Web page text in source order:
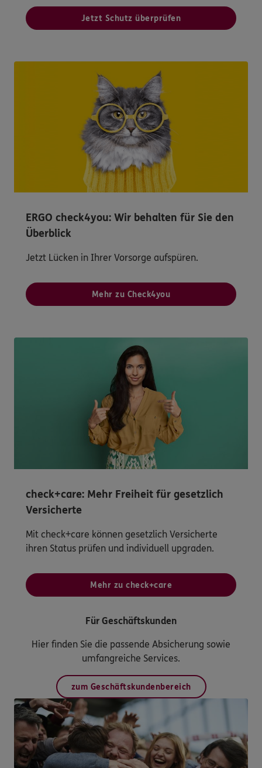
Jetzt Schutz überprüfen
ERGO check4you: Wir behalten für Sie den
Überblick
Jetzt Lücken in Ihrer Vorsorge aufspüren.
Mehr zu Check4you
check+care: Mehr Freiheit für gesetzlich
Versicherte
Mit check+care können gesetzlich Versicherte
ihren Status prüfen und individuell upgraden.
Mehr zu check+care
Für Geschäftskunden
Hier finden Sie die passende Absicherung sowie
umfangreiche Services.
zum Geschäftskundenbereich